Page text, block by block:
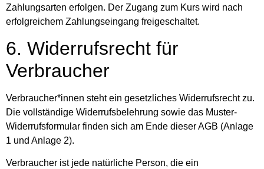
Zahlungsarten erfolgen. Der Zugang zum Kurs wird nach
erfolgreichem Zahlungseingang freigeschaltet.
6. Widerrufsrecht für
Verbraucher
Verbraucher*innen steht ein gesetzliches Widerrufsrecht zu.
Die vollständige Widerrufsbelehrung sowie das Muster-
Widerrufsformular finden sich am Ende dieser AGB (Anlage
1 und Anlage 2).
Verbraucher ist jede natürliche Person, die ein